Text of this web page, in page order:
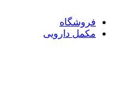
فروشگاه
مکمل دارویی